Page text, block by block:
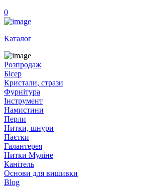
0
Каталог
Розпродаж
Бісер
Кристали, стрази
Фурнітура
Інструмент
Намистини
Перли
Нитки, шнури
Паєтки
Галантерея
Нитки Муліне
Канітель
Основи для вишивки
Blog